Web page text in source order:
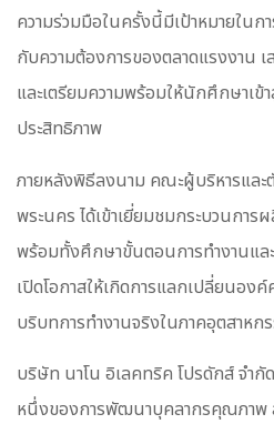
ความร่วมมือในครั้งนี้มีเป้าหมายใน
กับความต้องการของตลาดแรงงาน
และเตรียมความพร้อมให้นักศึกษาเข้
ประสิทธิภาพ
ภายหลังพิธีลงนาม คณะผู้บริหารและ
พระนคร ได้เข้าเยี่ยมชมกระบวนการ
พร้อมทั้งศึกษาขั้นตอนการทำงานแล
เปิดโอกาสให้เกิดการแลกเปลี่ยนองค์
บริบทการทำงานจริงในภาคอุตสาหก
บริษัท นาโน อิเลคทริค โปรดักส์ จำ
หนึ่งของการพัฒนาบุคลากรคุณภาพ